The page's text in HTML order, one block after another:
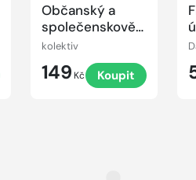
Občanský a
společenskovědní
základ
kolektiv
149 Kč Koupit